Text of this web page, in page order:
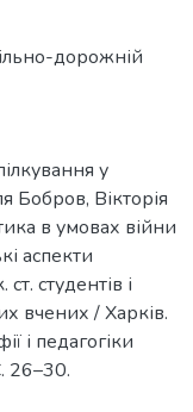
дорожній
у
Бобров, Вікторія
в умовах війни
аспекти
студентів і
вчених / Харків.
і педагогіки
26–30.